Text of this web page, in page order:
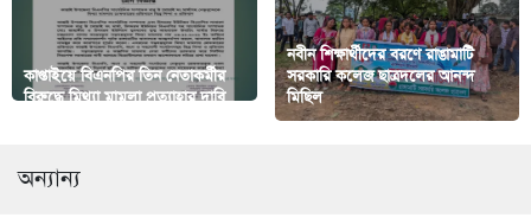
কাপ্তাইয়ে বিএনপির তিন নেতাকর্মীর
বিরুদ্ধে মিথ্যা মামলা প্রত্যাহার দাবি
নবীন শিক্ষার্থীদের বরণে রাঙামাটি
সরকারি কলেজ ছাত্রদলের আনন্দ
মিছিল
অন্যান্য